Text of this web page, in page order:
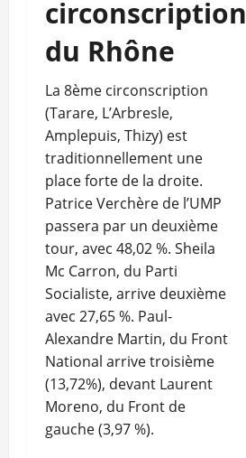
circonscription
du Rhône
La 8ème circonscription
(Tarare, L’Arbresle,
Amplepuis, Thizy) est
traditionnellement une
place forte de la droite.
Patrice Verchère de l’UMP
passera par un deuxième
tour, avec 48,02 %. Sheila
Mc Carron, du Parti
Socialiste, arrive deuxième
avec 27,65 %. Paul-
Alexandre Martin, du Front
National arrive troisième
(13,72%), devant Laurent
Moreno, du Front de
gauche (3,97 %).